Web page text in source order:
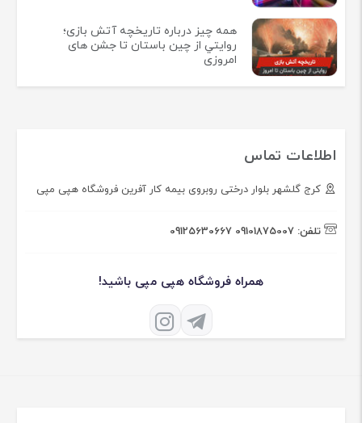
همه چيز درباره تاريخچه آتش بازی؛
روايتي از چين باستان تا جشن های
امروزی
اطلاعات تماس
کرج گلشهر بلوار درختی روبروی بیمه کار آفرین فروشگاه هپی مپی
تلفن: 09101875007
09125630667
همراه فروشگاه هپی مپی باشید!